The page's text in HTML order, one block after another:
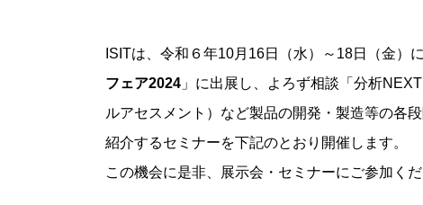
ISITは、令和６年10月16日（水）～18日（金）
フェア2024 」に出展し、よろず相談「分析
ルアセスメント）など製品の開発・製造等の各
紹介するセミナーを下記のとおり開催します。
この機会に是非、展示会・セミナーにご参加くだ